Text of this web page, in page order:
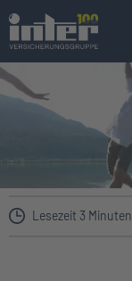
Lesezeit 3 Minuten